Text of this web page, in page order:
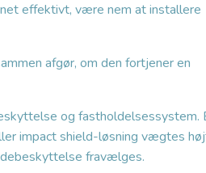
effektivt, være nem at installere
afgør, om den fortjener en
og fastholdelsessystem.
impact shield-løsning vægtes
fravælges.